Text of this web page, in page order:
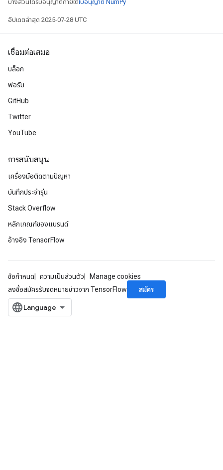
บางส่วนได้รับอนุญาตภายใต้ใบอนุญาต NumPy
อัปเดตล่าสุด 2025-07-28 UTC
เชื่อมต่อเสมอ
บล็อก
ฟอรัม
GitHub
Twitter
YouTube
การสนับสนุน
เครื่องมือติดตามปัญหา
บันทึกประจำรุ่น
Stack Overflow
หลักเกณฑ์ของแบรนด์
อ้างอิง TensorFlow
ข้อกำหนด ความเป็นส่วนตัว
Manage cookies
ลงชื่อสมัครรับจดหมายข่าวจาก TensorFlow
สมัคร